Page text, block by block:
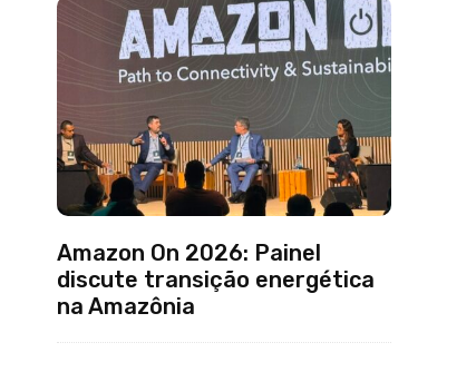
Amazon On 2026: Painel
discute transição energética
na Amazônia